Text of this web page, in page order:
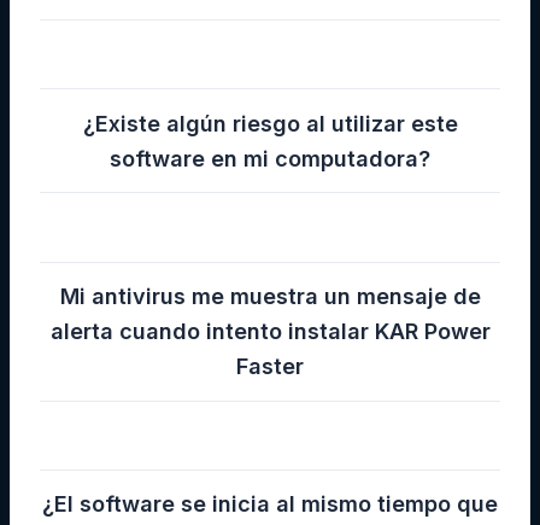
¿Existe algún riesgo al utilizar este
software en mi computadora?
Mi antivirus me muestra un mensaje de
alerta cuando intento instalar KAR Power
Faster
¿El software se inicia al mismo tiempo que